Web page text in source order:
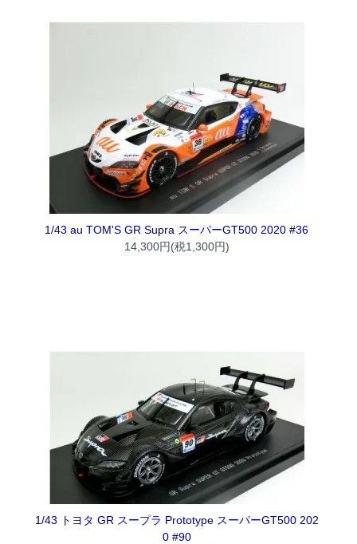
1/43 au TOM'S GR Supra スーパーGT500 2020 #36
14,300円(税1,300円)
1/43 トヨタ GR スープラ Prototype スーパーGT500 202
0 #90